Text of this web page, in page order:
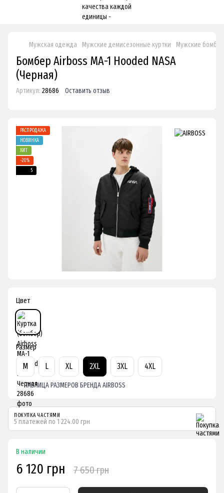
Мужская одежда Мужские демисезонные куртки Мужские
Бомбер Airboss MA-1 Hooded NASA
(Черная)
Артикул: 28686 Оставить отзыв
РАСПРОДАЖА
НОВИНКА
ХИТ
−20%
5
Цвет
Размер
M L XL 2XL 3XL 4XL
ТАБЛИЦА РАЗМЕРОВ БРЕНДА AIRBOSS
ПОКУПКА ЧАСТЯМИ
5 платежей по 1 224.00 грн
В наличии
6 120 грн 7 650 грн